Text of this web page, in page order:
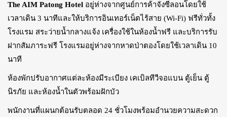
The AIM Patong Hotel อยู่ห่างจากศูนย์การค้าจังซีลอนโดยใช้
เวลาเดิน 3 นาทีและให้บริการอินเทอร์เน็ตไร้สาย (Wi-Fi) ฟรีทั่วทั้ง
โรงแรม สระว่ายน้ำกลางแจ้ง เครื่องใช้ในห้องน้ำฟรี และบริการรับ
ฝากสัมภาระฟรี โรงแรมอยู่ห่างจากหาดป่าตองโดยใช้เวลาเดิน 10
นาที
ห้องพักปรับอากาศแต่ละห้องมีระเบียง เคเบิลทีวีจอแบน ตู้เย็น ตู้
นิรภัย และห้องน้ำในตัวพร้อมฝักบัว
พนักงานที่แผนกต้อนรับตลอด 24 ชั่วโมงพร้อมอำนวยความสะดวก